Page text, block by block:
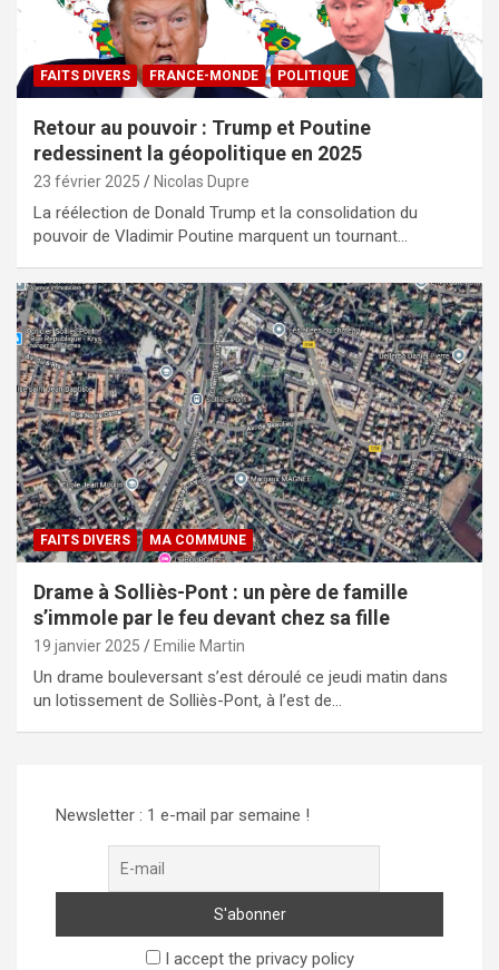
FAITS DIVERS FRANCE-MONDE POLITIQUE
Retour au pouvoir : Trump et Poutine
redessinent la géopolitique en 2025
23 février 2025 Nicolas Dupre
La réélection de Donald Trump et la consolidation du
pouvoir de Vladimir Poutine marquent un tournant…
FAITS DIVERS MA COMMUNE
Drame à Solliès-Pont : un père de famille
s’immole par le feu devant chez sa fille
19 janvier 2025 Emilie Martin
Un drame bouleversant s’est déroulé ce jeudi matin dans
un lotissement de Solliès-Pont, à l’est de…
Newsletter : 1 e-mail par semaine !
I accept the privacy policy